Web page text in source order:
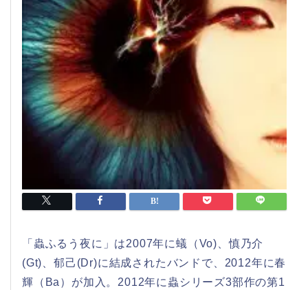
「蟲ふるう夜に」は2007年に蟻（Vo)、慎乃介
(Gt)、郁己(Dr)に結成されたバンドで、2012年に春
輝（Ba）が加入。2012年に蟲シリーズ3部作の第1